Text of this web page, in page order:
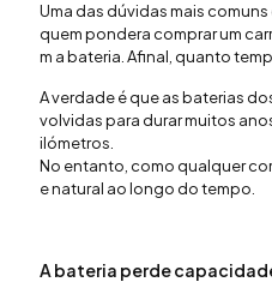
Uma das dúvidasmais comuns
quempondera comprarum
m abateria Afinal quanto
Averdadeéqueasbaterias
volvidaspara durarmuitos
ilómetros
No entanto como qualquer
enatural aolongo do tempo.
A bateria perde